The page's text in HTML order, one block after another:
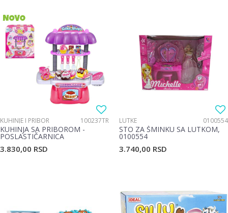
KUHINJE I PRIBOR 100237TR
KUHINJA SA PRIBOROM -
POSLASTIČARNICA
3.830,00 RSD
LUTKE 0100554
STO ZA ŠMINKU SA LUTKOM,
0100554
3.740,00 RSD